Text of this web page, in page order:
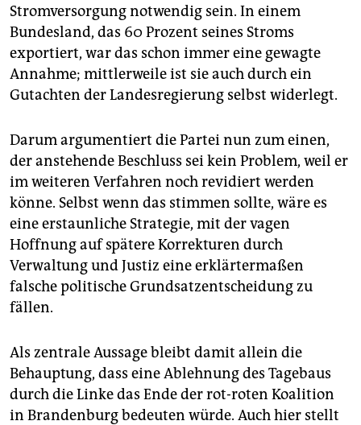
Stromversorgung notwendig sein. In einem
Bundesland, das 60 Prozent seines Stroms
exportiert, war das schon immer eine gewagte
Annahme; mittlerweile ist sie auch durch ein
Gutachten der Landesregierung selbst widerlegt.
Darum argumentiert die Partei nun zum einen,
der anstehende Beschluss sei kein Problem, weil er
im weiteren Verfahren noch revidiert werden
könne. Selbst wenn das stimmen sollte, wäre es
eine erstaunliche Strategie, mit der vagen
Hoffnung auf spätere Korrekturen durch
Verwaltung und Justiz eine erklärtermaßen
falsche politische Grundsatzentscheidung zu
fällen.
Als zentrale Aussage bleibt damit allein die
Behauptung, dass eine Ablehnung des Tagebaus
durch die Linke das Ende der rot-roten Koalition
in Brandenburg bedeuten würde. Auch hier stellt